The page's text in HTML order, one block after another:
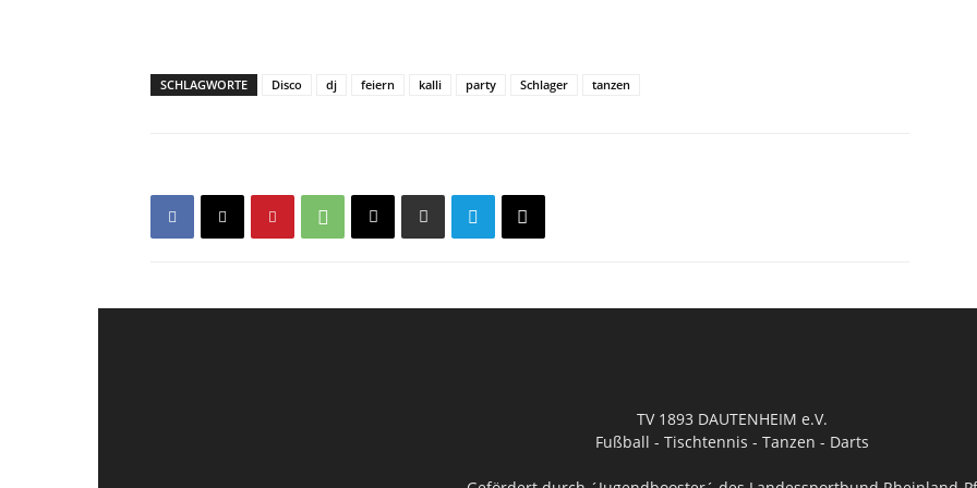
SCHLAGWORTE Disco dj feiern kalli party Schlager tanzen
TV 1893 DAUTENHEIM e.V.
Fußball - Tischtennis - Tanzen - Darts